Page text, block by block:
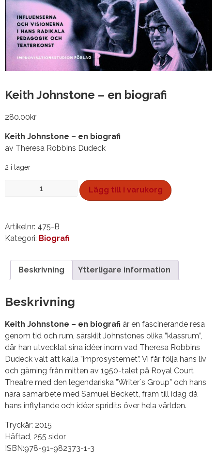
Keith Johnstone – en biografi
280.00kr
Keith Johnstone – en biografi
av Theresa Robbins Dudeck
2 i lager
biografi
mängd
Lägg till i varukorg
Artikelnr: 475-B
Kategori: Biografi
Beskrivning Ytterligare information
Beskrivning
Keith Johnstone – en biografi är en fascinerande resa
genom tid och rum, särskilt Johnstones olika ”klassrum”,
där han utvecklat sina idéer inom vad Theresa Robbins
Dudeck valt att kalla ”improsystemet”. Vi får följa hans liv
och gärning från mitten av 1950-talet på Royal Court
Theatre med den legendariska ”Writer´s Group” och hans
nära samarbete med Samuel Beckett, fram till idag då
hans inflytande och idéer spridits över hela världen.
Tryckår: 2015
Häftad, 255 sidor
ISBN:978-91-982373-1-3